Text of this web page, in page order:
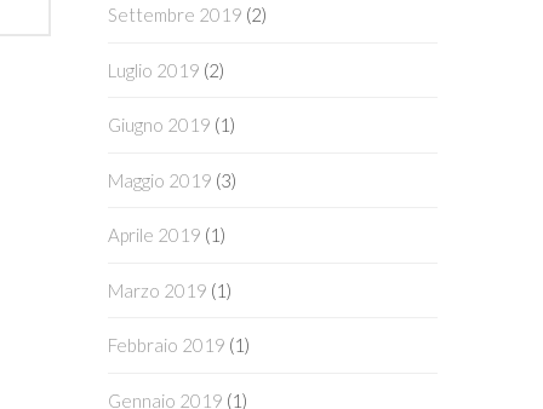
Settembre 2019 (2)
Luglio 2019 (2)
Giugno 2019 (1)
Maggio 2019 (3)
Aprile 2019 (1)
Marzo 2019 (1)
Febbraio 2019 (1)
Gennaio 2019 (1)